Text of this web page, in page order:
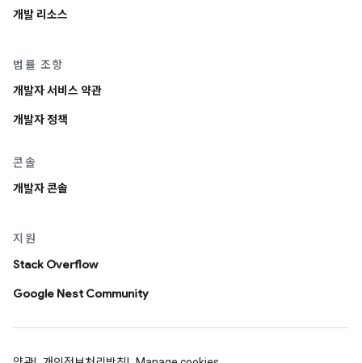
개발 리소스
법률 조항
개발자 서비스 약관
개발자 정책
콘솔
개발자 콘솔
지원
Stack Overflow
Google Nest Community